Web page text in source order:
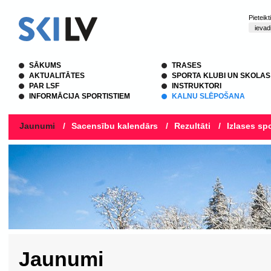
SĀKUMS
AKTUALITĀTES
PAR LSF
INFORMĀCIJA SPORTISTIEM
TRASES
SPORTA KLUBI UN SKOLAS
INSTRUKTORI
KALNU SLĒPOŠANA
Jaunumi / Sacensību kalendārs / Rezultāti / Izlases
Jaunumi